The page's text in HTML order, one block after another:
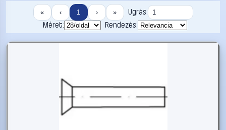
« ‹ 1 › »
Ugrás:
Méret:
Rendezés: